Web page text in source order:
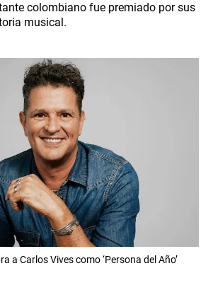
colombiano fue premiado por sus
musical.
a Carlos Vives como ‘Persona del Año’